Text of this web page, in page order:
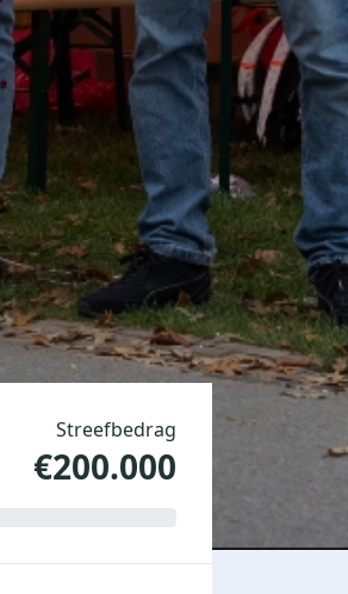
Streefbedrag
€200.000